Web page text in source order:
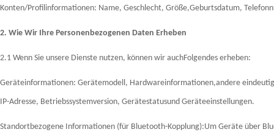
Konten/Profilinformationen: Name, Geschlecht, Größe,Geburtsdatum,
2. Wie Wir Ihre Personenbezogenen Daten Erheben
2.1 Wenn Sie unsere Dienste nutzen, können wir auchFolgendes erheben:
Geräteinformationen: Gerätemodell, Hardwareinformationen,andere
IP-Adresse, Betriebssystemversion, Gerätestatusund Geräteeinstellungen.
Standortbezogene Informationen (für Bluetooth-Kopplung):Um Geräte über